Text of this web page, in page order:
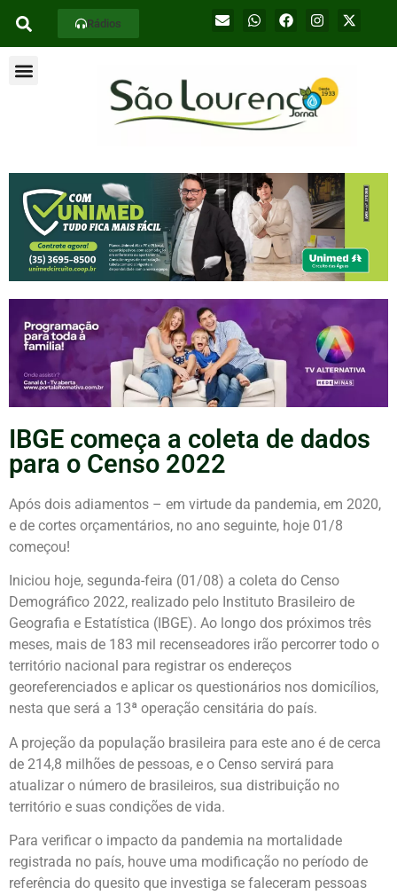
Rádios
IBGE começa a coleta de dados
para o Censo 2022
Após dois adiamentos – em virtude da pandemia, em 2020,
e de cortes orçamentários, no ano seguinte, hoje 01/8
começou!
Iniciou hoje, segunda-feira (01/08) a coleta do Censo
Demográfico 2022, realizado pelo Instituto Brasileiro de
Geografia e Estatística (IBGE). Ao longo dos próximos três
meses, mais de 183 mil recenseadores irão percorrer todo o
território nacional para registrar os endereços
georeferenciados e aplicar os questionários nos domicílios,
nesta que será a 13ª operação censitária do país.
A projeção da população brasileira para este ano é de cerca
de 214,8 milhões de pessoas, e o Censo servirá para
atualizar o número de brasileiros, sua distribuição no
território e suas condições de vida.
Para verificar o impacto da pandemia na mortalidade
registrada no país, houve uma modificação no período de
referência do quesito que investiga se faleceram pessoas